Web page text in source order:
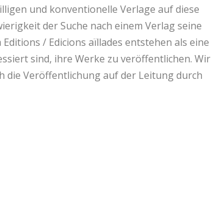
und konventionelle Verlage auf diese
der Suche nach einem Verlag seine
/ Edicions aïllades entstehen als eine
sind, ihre Werke zu veröffentlichen. Wir
die Veröffentlichung auf der Leitung durch